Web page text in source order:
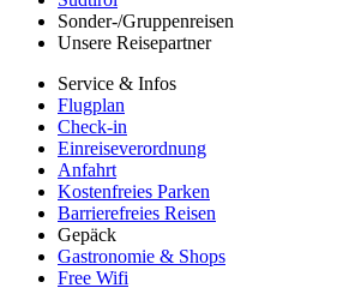
Sonder-/Gruppenreisen
Unsere Reisepartner
Service & Infos
Flugplan
Check-in
Einreiseverordnung
Anfahrt
Kostenfreies Parken
Barrierefreies Reisen
Gepäck
Gastronomie & Shops
Free Wifi